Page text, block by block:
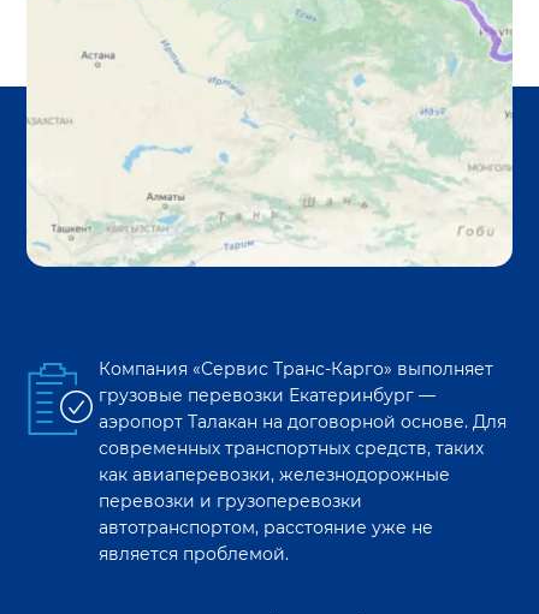
Компания «Сервис Транс-Карго» выполняет
грузовые перевозки Екатеринбург —
аэропорт Талакан на договорной основе. Для
современных транспортных средств, таких
как авиаперевозки, железнодорожные
перевозки и грузоперевозки
автотранспортом, расстояние уже не
является проблемой.